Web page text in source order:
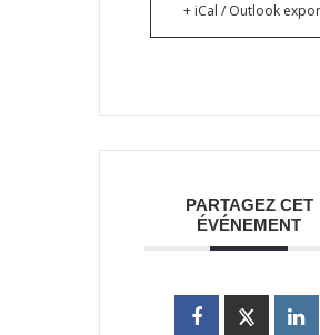
+ iCal / Outlook
PARTAGEZ CET
ÉVÉNEMENT